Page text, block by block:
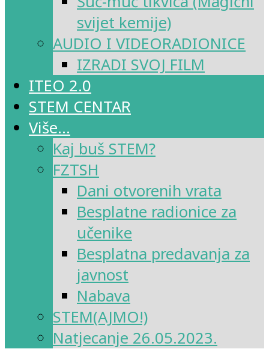
svijet kemije)
AUDIO I VIDEORADIONICE
IZRADI SVOJ FILM
ITEO 2.0
STEM CENTAR
Više…
Kaj buš STEM?
FZTSH
Dani otvorenih vrata
Besplatne radionice za
učenike
Besplatna predavanja za
javnost
Nabava
STEM(AJMO!)
Natjecanje 26.05.2023.